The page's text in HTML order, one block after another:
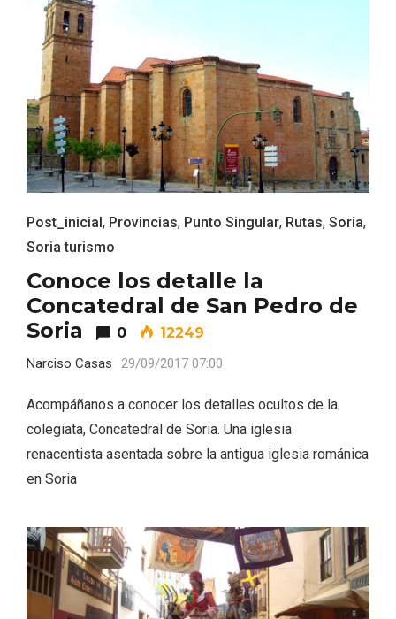
Post_inicial , Provincias, Punto Singular, Rutas, Soria,
Soria turismo
Conoce los detalle la
Concatedral de San Pedro de
Soria
0 12249
Narciso Casas 29/09/2017 07:00
Acompáñanos a conocer los detalles ocultos de la
colegiata, Concatedral de Soria. Una iglesia
renacentista asentada sobre la antigua iglesia románica
en Soria
de Guadarrama en su vertiente
segoviana
Recorre los fiordos leoneses en Riaño